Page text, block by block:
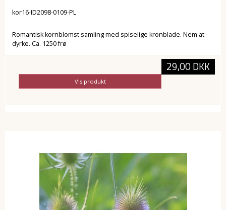
kor16-ID2098-0109-PL
Romantisk kornblomst samling med spiselige kronblade. Nem at
dyrke. Ca. 1250 frø
29,00 DKK
Vis produkt